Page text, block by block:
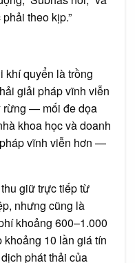
theo kịp.”
khí quyển là trồng
giải pháp vĩnh viễn
rừng — mối đe dọa
khoa học và doanh
vĩnh viễn hơn —
giữ trực tiếp từ
nhưng cũng là
khoảng 600–1.000
khoảng 10 lần giá tín
phát thải của